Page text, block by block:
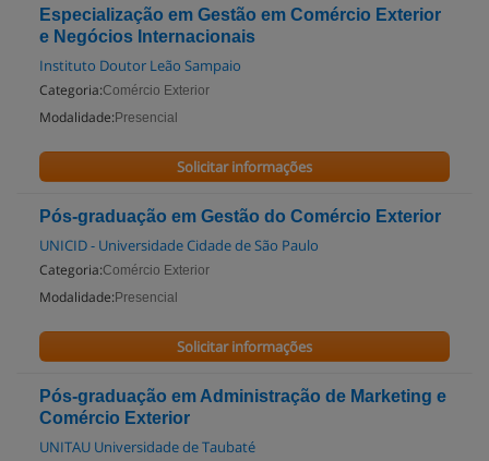
Especialização em Gestão em Comércio Exterior
e Negócios Internacionais
Instituto Doutor Leão Sampaio
Categoria:Comércio Exterior
Modalidade: Presencial
Solicitar informações
Pós-graduação em Gestão do Comércio Exterior
UNICID - Universidade Cidade de São Paulo
Categoria:Comércio Exterior
Modalidade: Presencial
Solicitar informações
Pós-graduação em Administração de Marketing e
Comércio Exterior
UNITAU Universidade de Taubaté